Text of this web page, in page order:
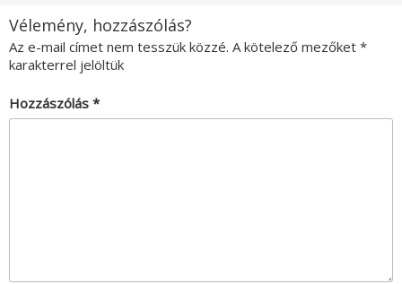
Vélemény, hozzászólás?
Az e-mail címet nem tesszük közzé. A kötelező mezőket *
karakterrel jelöltük
Hozzászólás *